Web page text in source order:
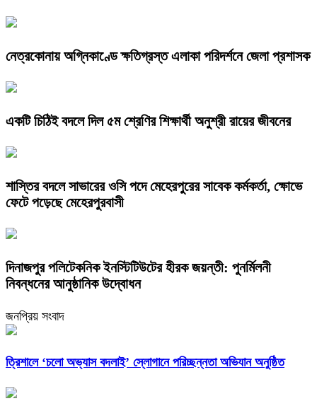
নেত্রকোনায় অগ্নিকাণ্ডে ক্ষতিগ্রস্ত এলাকা পরিদর্শনে জেলা প্রশাসক
একটি চিঠিই বদলে দিল ৫ম শ্রেণির শিক্ষার্থী অনুশ্রী রায়ের জীবনের
শাস্তির বদলে সাভারের ওসি পদে মেহেরপুরের সাবেক কর্মকর্তা, ক্ষোভে
ফেটে পড়েছে মেহেরপুরবাসী
দিনাজপুর পলিটেকনিক ইনস্টিটিউটের হীরক জয়ন্তী: পুনর্মিলনী
নিবন্ধনের আনুষ্ঠানিক উদ্বোধন
জনপ্রিয় সংবাদ
‎ত্রিশালে ‘চলো অভ্যাস বদলাই’ স্লোগানে পরিচ্ছন্নতা অভিযান অনুষ্ঠিত